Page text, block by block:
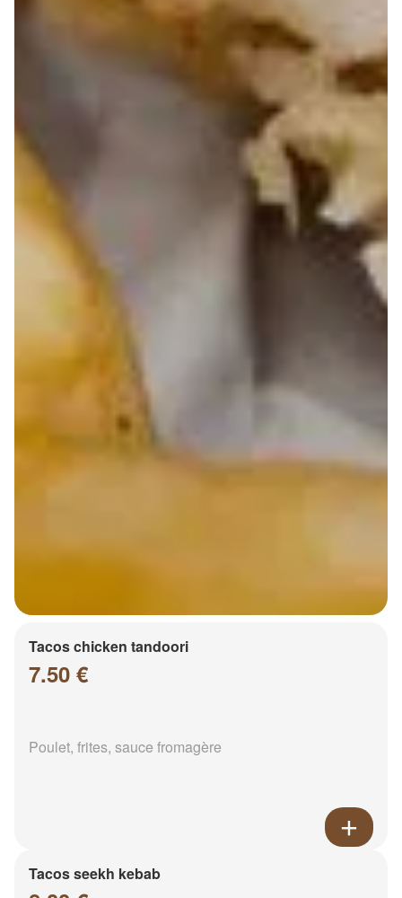
Tacos chicken tandoori
7.50 €
Poulet, frites, sauce fromagère
Tacos seekh kebab